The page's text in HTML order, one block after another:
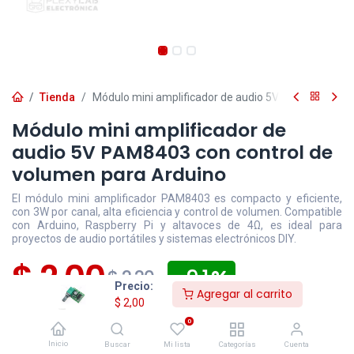
Precio:
$ 2,00
Agregar al carrito
Inicio Buscar
0
Mi lista Categorías Cuenta
Tienda Módulo mini amplificador de audio 5V PAM8403
Módulo mini amplificador de
audio 5V PAM8403 con control de
volumen para Arduino
El módulo mini amplificador PAM8403 es compacto y eficiente,
con 3W por canal, alta eficiencia y control de volumen. Compatible
con Arduino, Raspberry Pi y altavoces de 4Ω, es ideal para
proyectos de audio portátiles y sistemas electrónicos DIY.
$ 2,00$2,20 - 9,1
Precio exclusivo sitio web